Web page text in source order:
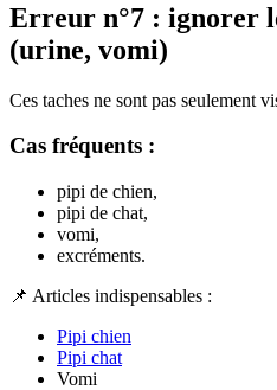
Erreur n°7 : ignorer
(urine, vomi)
Ces taches ne sont pas seulement
Cas fréquents :
pipi de chien,
pipi de chat,
vomi,
excréments.
📌 Articles indispensables :
Pipi chien
Pipi chat
Vomi